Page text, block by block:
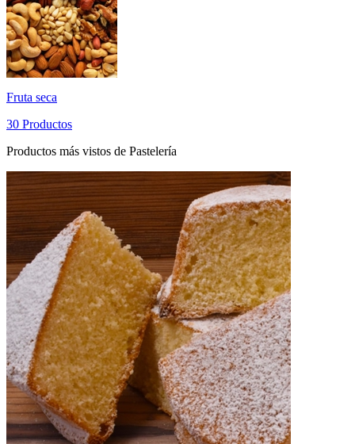
Fruta seca
30 Productos
Productos más vistos de Pastelería